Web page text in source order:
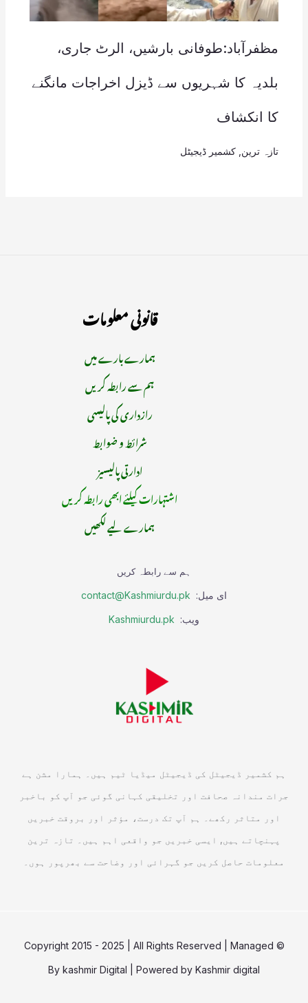
مظفرآباد:طوفانی بارشیں، الرٹ جاری،
بلدیہ کا شہریوں سے ڈیزل اخراجات مانگنے
کا انکشاف
تازہ ترین کشمیر ڈیجیٹل
قانونی معلومات
ہمارے بارے میں
ہم سے رابطہ کریں
رازداری کی پالیسی
شرائط و ضوابط
ادارتی پالیسیز
اشتہارات کیلئے ابھی رابطہ کریں
ہمارے لیے لکھیں
ہم سے رابطہ کریں
ای میل: contact@Kashmiurdu.pk
ویب: Kashmiurdu.pk
ہم کشمیر ڈیجیٹل کی ڈیجیٹل میڈیا ٹیم ہیں۔ ہمارا مشن ہے
جرات مندانہ صحافت اور تخلیقی کہانی گوئی جو آپ کو باخبر
اور متاثر رکھے۔ ہم آپ تک درست، مؤثر اور بروقت خبریں
پہنچاتے ہیں, ایسی خبریں جو واقعی اہم ہیں۔ تازہ ترین
معلومات حاصل کریں جو گہرائی اور وضاحت سے بھرپور ہوں۔
© Copyright 2015 - 2025 | All Rights Reserved | Managed
By kashmir Digital | Powered by Kashmir digital